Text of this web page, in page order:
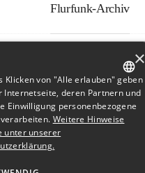
Flurfunk-Archiv
GERMAN
ENGLISH
×
Klicken von "Alle erlauben" geben
Internetseite, deren Partnern und
Einwilligung personenbezogene
Weitere Hinweise
unter unserer